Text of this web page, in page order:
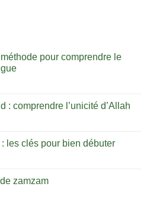
pour comprendre le
: comprendre l’unicité d’Allah
les clés pour bien débuter
de zamzam